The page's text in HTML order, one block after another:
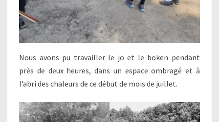
Nous avons pu travailler le jo et le boken pendant
près de deux heures, dans un espace ombragé et à
l’abri des chaleurs de ce début de mois de juillet.